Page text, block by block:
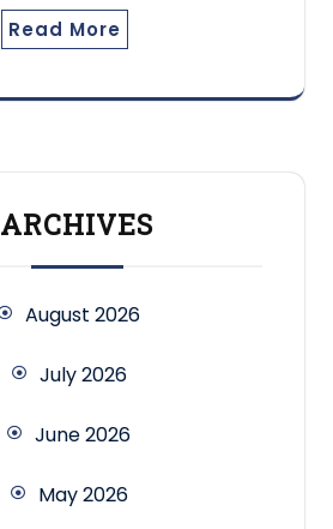
Read More
ARCHIVES
August 2026
July 2026
June 2026
May 2026